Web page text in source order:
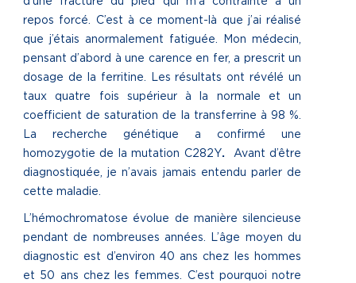
repos forcé. C’est à ce moment-là que j’ai réalisé
que j’étais anormalement fatiguée. Mon médecin,
pensant d’abord à une carence en fer, a prescrit un
dosage de la ferritine. Les résultats ont révélé un
taux quatre fois supérieur à la normale et un
coefficient de saturation de la transferrine à 98 %.
La recherche génétique a confirmé une
homozygotie de la mutation C282Y. Avant d’être
diagnostiquée, je n’avais jamais entendu parler de
cette maladie.
L’hémochromatose évolue de manière silencieuse
pendant de nombreuses années. L’âge moyen du
diagnostic est d’environ 40 ans chez les hommes
et 50 ans chez les femmes. C’est pourquoi notre